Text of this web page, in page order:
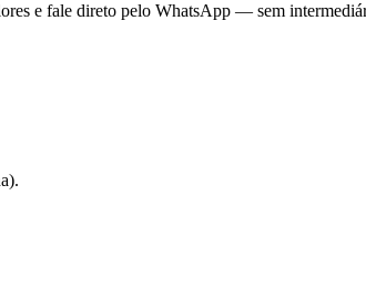
e fale direto pelo WhatsApp — sem